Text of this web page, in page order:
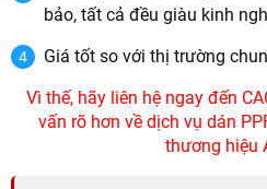
bảo, tất cả đều giàu kinh
Giá tốt so với thị trường
Vì thế, hãy liên hệ ngay đến
vấn rõ hơn về dịch vụ dán
thương hiệu